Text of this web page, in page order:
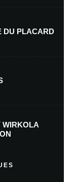
le navigateur pour
e-mail.
DU PLACARD
WIRKOLA